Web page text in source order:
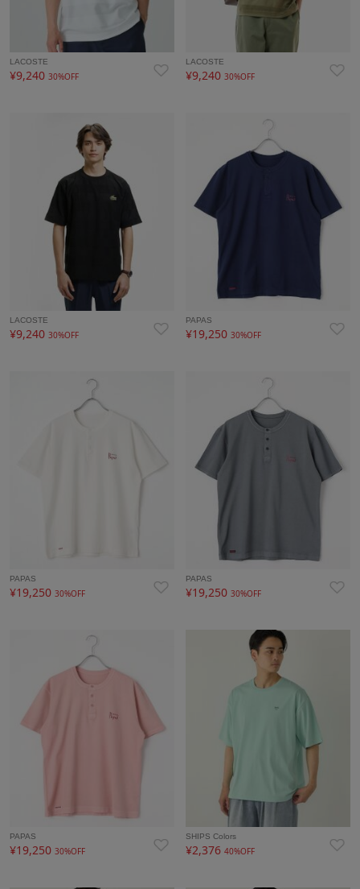
LACOSTE
¥9,240 30%OFF
LACOSTE
¥9,24030%OFF
LACOSTE
¥9,240 30%OFF
PAPAS
¥19,25030%OFF
PAPAS
¥19,250 30%OFF
PAPAS
¥19,250 30%OFF
PAPAS
¥19,250 30%OFF
SHIPS Colors
¥2,37640%OFF